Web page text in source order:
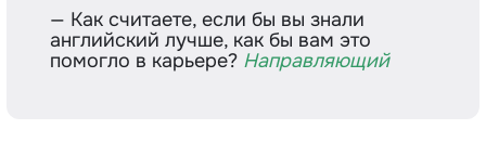
— Как считаете, если бы вы знали
английский лучше, как бы вам это
помогло в карьере? Направляющий